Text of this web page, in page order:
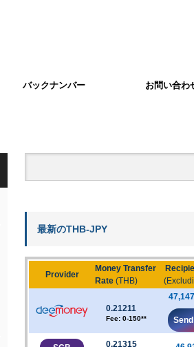
バックナンバー お問い合わ
最新のTHB-JPY